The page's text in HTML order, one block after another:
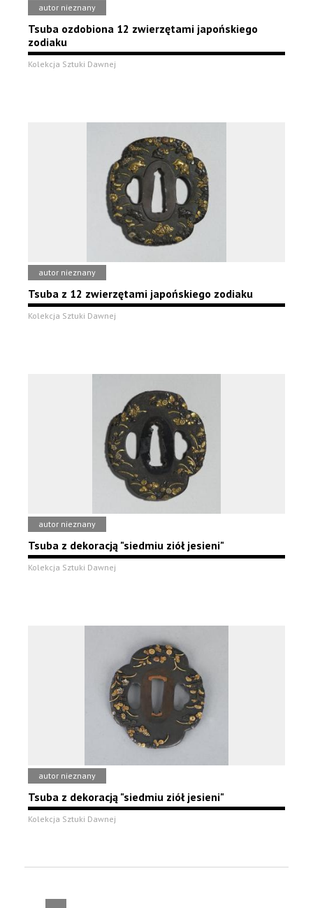
autor nieznany
Tsuba ozdobiona 12 zwierzętami japońskiego
zodiaku
Kolekcja Sztuki Dawnej
autor nieznany
Tsuba z 12 zwierzętami japońskiego zodiaku
Kolekcja Sztuki Dawnej
autor nieznany
Tsuba z dekoracją "siedmiu ziół jesieni"
Kolekcja Sztuki Dawnej
autor nieznany
Tsuba z dekoracją "siedmiu ziół jesieni"
Kolekcja Sztuki Dawnej